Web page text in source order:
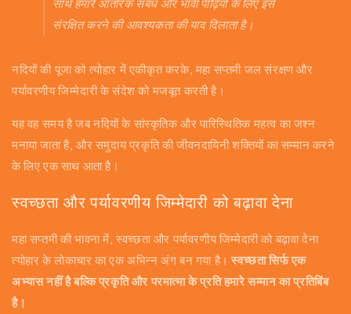
साथ हमारे आंतरिक संबंध और भावी पीढ़ियों के लिए इसे
संरक्षित करने की आवश्यकता की याद दिलाता है।
नदियों की पूजा को त्योहार में एकीकृत करके, महा सप्तमी जल संरक्षण और
पर्यावरणीय जिम्मेदारी के संदेश को मजबूत करती है।
यह वह समय है जब नदियों के सांस्कृतिक और पारिस्थितिक महत्व का जश्न
मनाया जाता है, और समुदाय प्रकृति की जीवनदायिनी शक्तियों का सम्मान करने
के लिए एक साथ आता है।
स्वच्छता और पर्यावरणीय जिम्मेदारी को बढ़ावा देना
महा सप्तमी की भावना में, स्वच्छता और पर्यावरणीय जिम्मेदारी को बढ़ावा देना
त्योहार के लोकाचार का एक अभिन्न अंग बन गया है।स्वच्छता सिर्फ एक
अभ्यास नहीं है बल्कि प्रकृति और परमात्मा के प्रति हमारे सम्मान का प्रतिबिंब
है।